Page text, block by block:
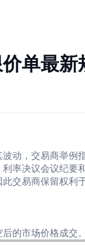
单最新
动，交易商举例
率决议会议纪
交易商保留权
的市场价格成交。